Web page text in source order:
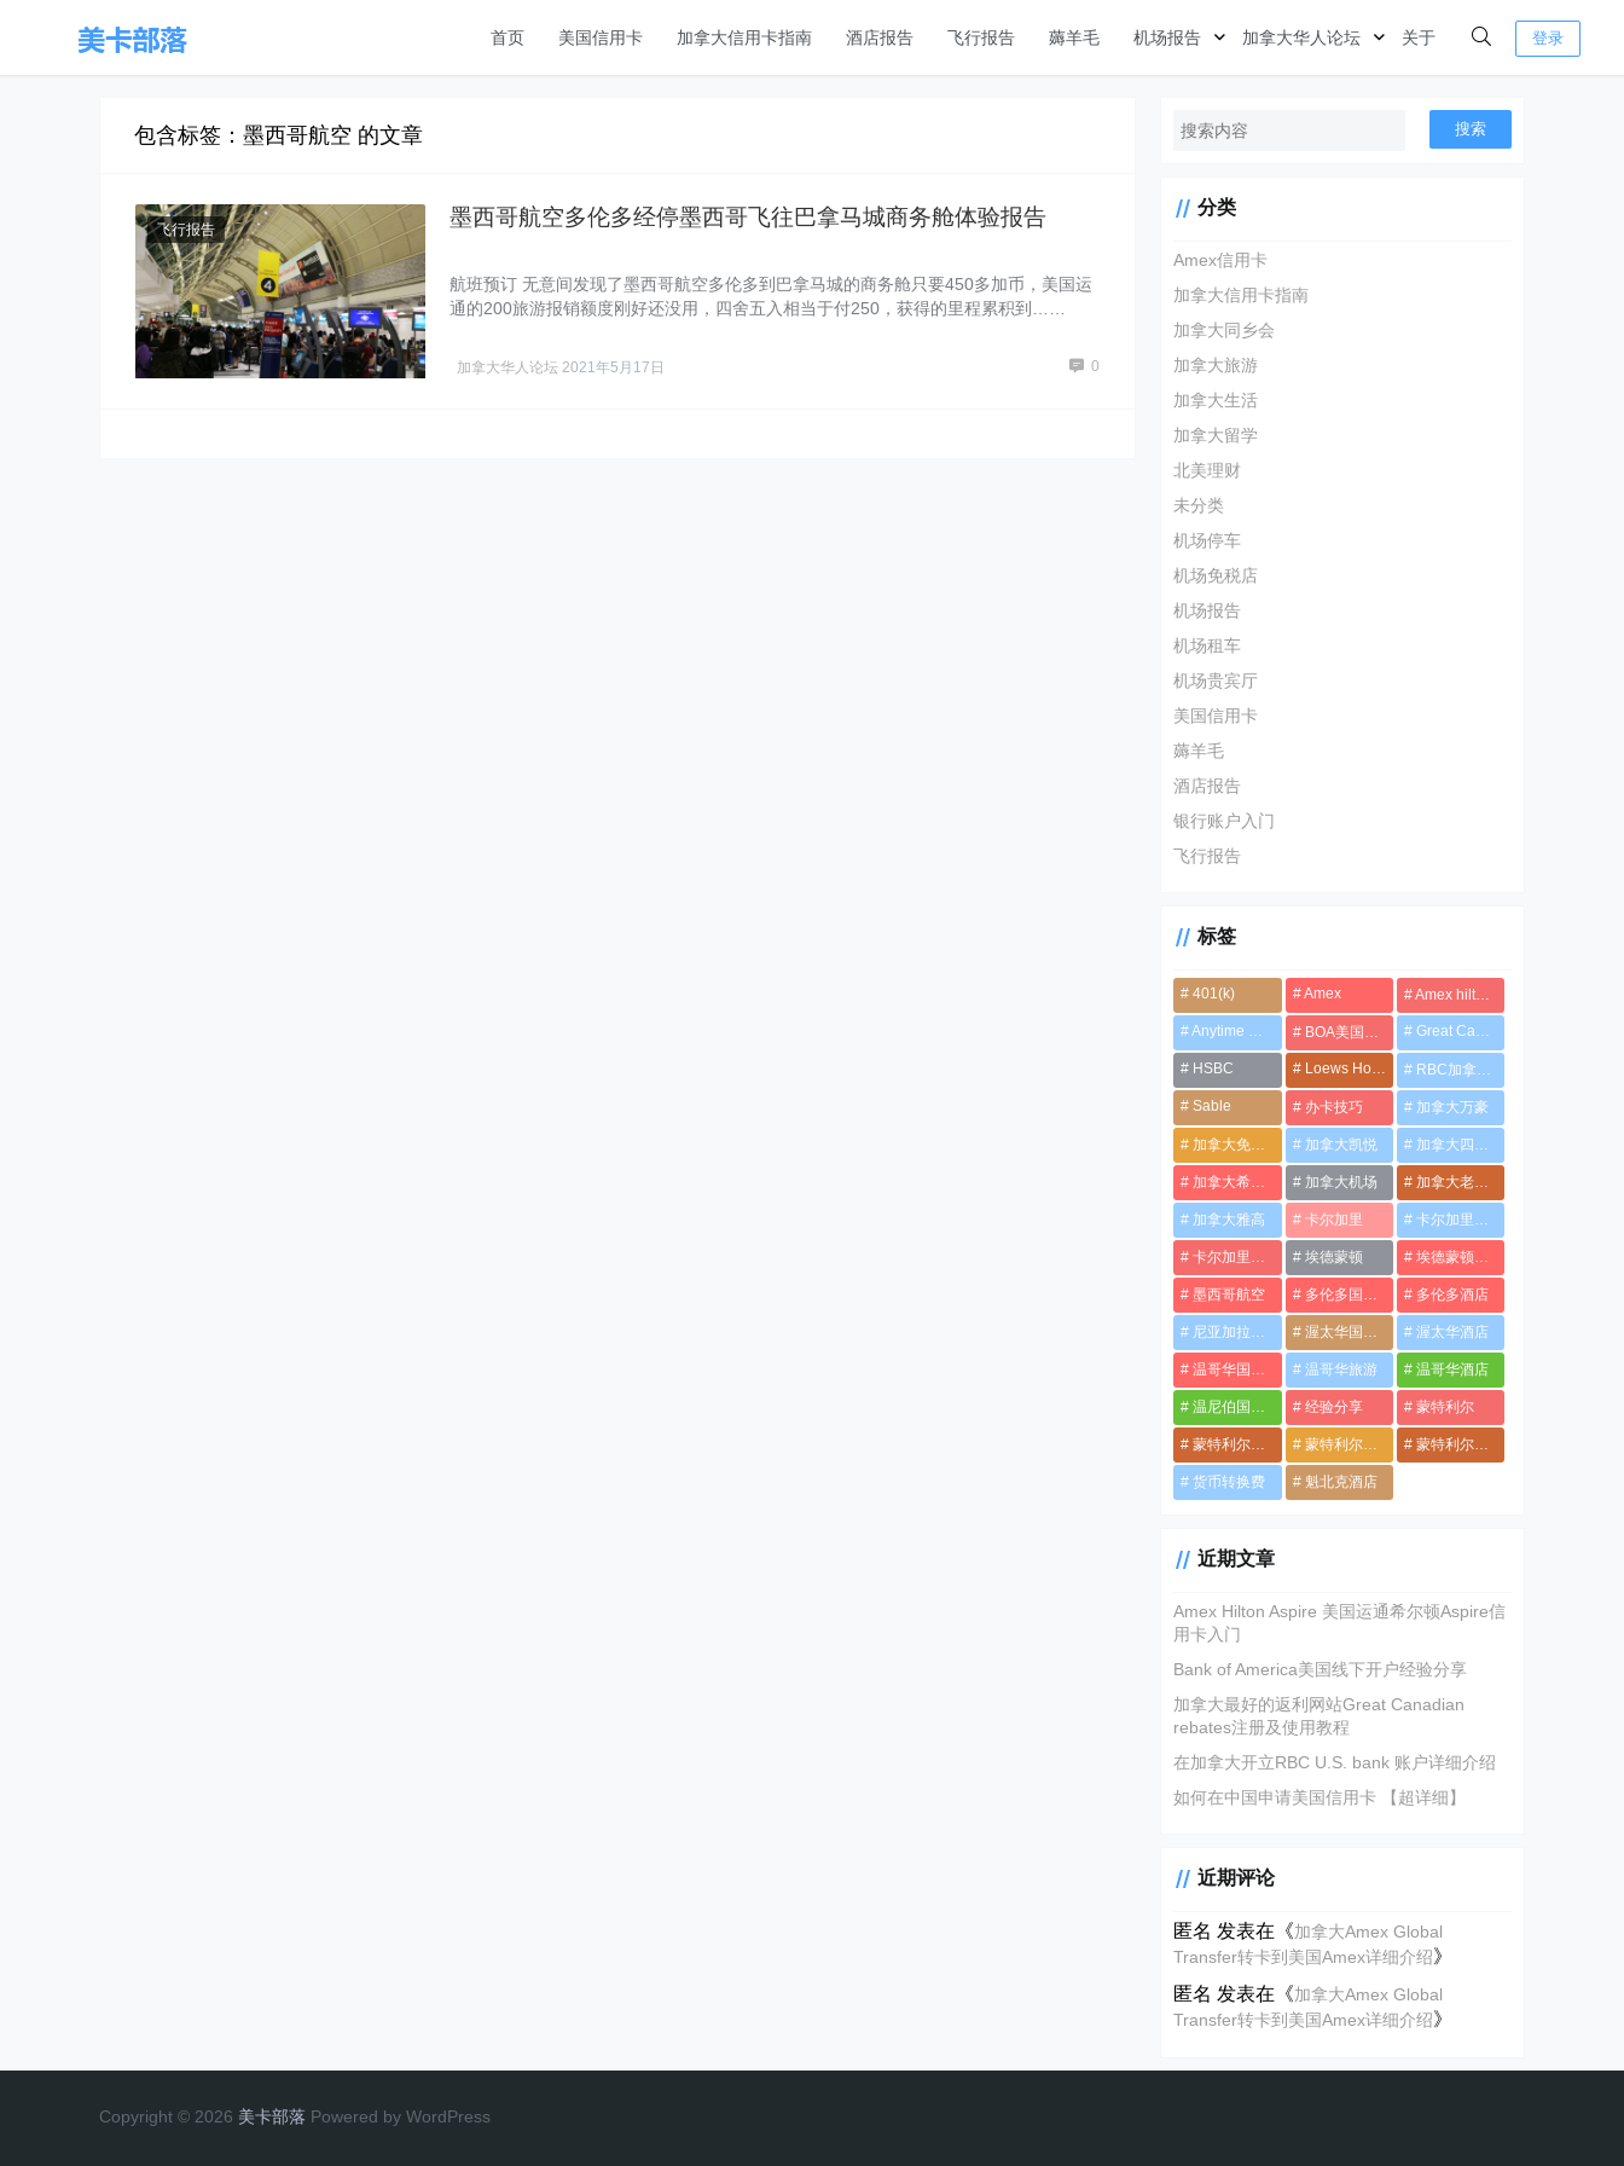
首页 美国信用卡 加拿大信用卡指南 酒店报告 飞行报告 薅羊毛 机场报告 加拿大华人论坛 关于 登录
包含标签：墨西哥航空 的文章
飞行报告 墨西哥航空多伦多经停墨西哥飞往巴拿马城商务舱体验报告
航班预订 无意间发现了墨西哥航空多伦多到巴拿马城的商务舱只要450多加币，美国运
通的200旅游报销额度刚好还没用，四舍五入相当于付250，获得的里程累积到……
加拿大华人论坛 2021年5月17日 0
搜索
分类
Amex信用卡
加拿大信用卡指南
加拿大同乡会
加拿大旅游
加拿大生活
加拿大留学
北美理财
未分类
机场停车
机场免税店
机场报告
机场租车
机场贵宾厅
美国信用卡
薅羊毛
酒店报告
银行账户入门
飞行报告
标签
401(k) Amex Amex hilton系列信用卡
Anytime Mailbox BOA美国银行 Great Canadian Rebates
HSBC Loews Hotels RBC加拿大皇家银行
Sable 办卡技巧 加拿大万豪
加拿大免税店 加拿大凯悦 加拿大四季酒店
加拿大希尔顿 加拿大机场 加拿大老乡会
加拿大雅高 卡尔加里 卡尔加里国际机场
卡尔加里酒店 埃德蒙顿 埃德蒙顿国际机场
墨西哥航空 多伦多国际机场 多伦多酒店
尼亚加拉酒店 渥太华国际机场 渥太华酒店
温哥华国际机场 温哥华旅游 温哥华酒店
温尼伯国际机场 经验分享 蒙特利尔
蒙特利尔景点 蒙特利尔特鲁多国际机场 蒙特利尔酒店
货币转换费 魁北克酒店
近期文章
Amex Hilton Aspire 美国运通希尔顿Aspire信
用卡入门
Bank of America美国线下开户经验分享
加拿大最好的返利网站Great Canadian
rebates注册及使用教程
在加拿大开立RBC U.S. bank 账户详细介绍
如何在中国申请美国信用卡 【超详细】
近期评论
匿名 发表在《加拿大Amex Global
Transfer转卡到美国Amex详细介绍》
匿名 发表在《加拿大Amex Global
Transfer转卡到美国Amex详细介绍》
Copyright © 2026 美卡部落 Powered by WordPress